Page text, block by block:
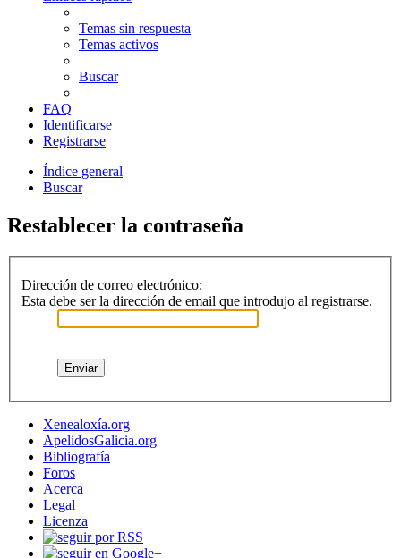
Temas sin respuesta
Temas activos
Buscar
FAQ
Identificarse
Registrarse
Índice general
Buscar
Restablecer la contraseña
Dirección de correo electrónico:
Esta debe ser la dirección de email que introdujo al registrarse.
Xenealoxía.org
ApelidosGalicia.org
Bibliografía
Foros
Acerca
Legal
Licenza